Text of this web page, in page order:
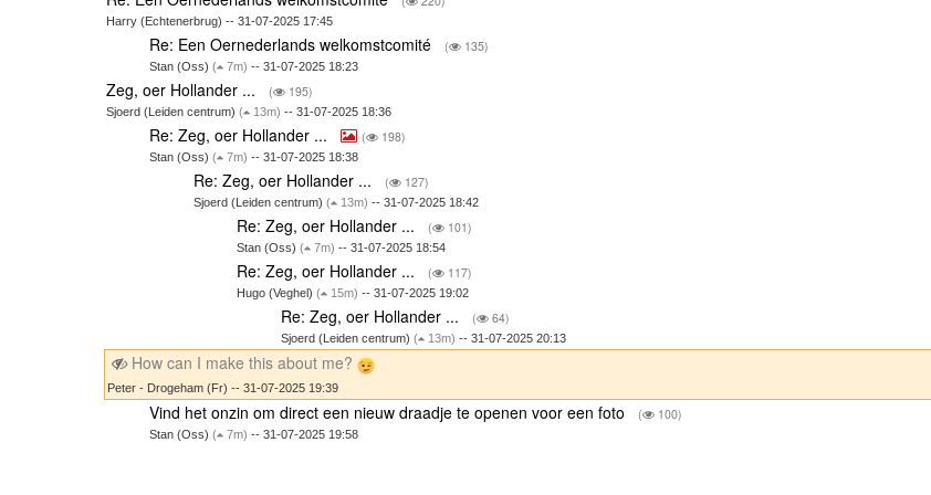
Harry (Echtenerbrug) -- 31-07-2025 17:45
Re: Een Oernederlands welkomstcomité ( 135)
Stan (Oss)( 7m) -- 31-07-2025 18:23
Zeg, oer Hollander ... ( 195)
Sjoerd (Leiden centrum) ( 13m) -- 31-07-2025 18:36
Re: Zeg, oer Hollander ... ( 198)
Stan (Oss)( 7m) -- 31-07-2025 18:38
Re: Zeg, oer Hollander ... ( 127)
Sjoerd (Leiden centrum) ( 13m) -- 31-07-2025 18:42
Re: Zeg, oer Hollander ... ( 101)
Stan (Oss)( 7m) -- 31-07-2025 18:54
Re: Zeg, oer Hollander ... ( 117)
Hugo (Veghel)( 15m) -- 31-07-2025 19:02
Re: Zeg, oer Hollander ... ( 64)
Sjoerd (Leiden centrum) ( 13m) -- 31-07-2025 20:13
How can I make this about me?
Peter - Drogeham (Fr) -- 31-07-2025 19:39
Vind het onzin om direct een nieuw draadje te openen voor een foto ( 100)
Stan (Oss)( 7m) -- 31-07-2025 19:58